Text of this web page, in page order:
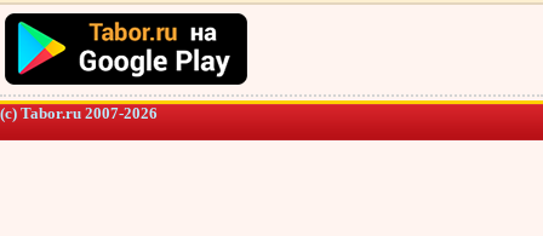
(c) Tabor.ru 2007-2026